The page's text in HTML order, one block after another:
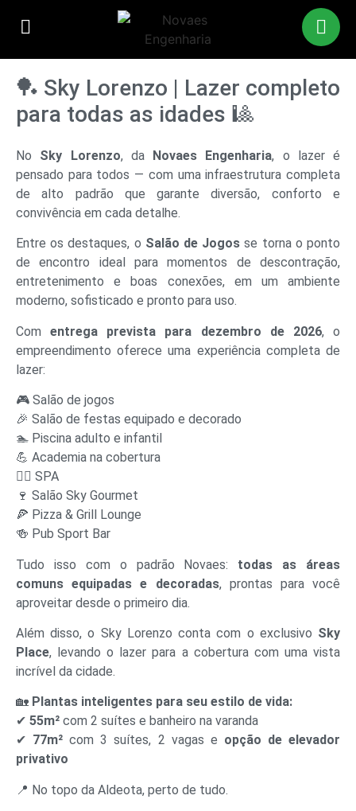
🏓 Sky Lorenzo | Lazer completo
para todas as idades 🎱
No Sky Lorenzo, da Novaes Engenharia, o lazer é
pensado para todos — com uma infraestrutura completa
de alto padrão que garante diversão, conforto e
convivência em cada detalhe.
Entre os destaques, o Salão de Jogos se torna o ponto
de encontro ideal para momentos de descontração,
entretenimento e boas conexões, em um ambiente
moderno, sofisticado e pronto para uso.
Comentrega prevista para dezembro de 2026, o
empreendimento oferece uma experiência completa de
lazer:
🎮 Salão de jogos
🎉 Salão de festas equipado e decorado
🏊 Piscina adulto e infantil
💪 Academia na cobertura
🧖‍♂️ SPA
🍷 Salão Sky Gourmet
🍕 Pizza & Grill Lounge
🍻 Pub Sport Bar
Tudo isso com o padrão Novaes: todas as áreas
comuns equipadas e decoradas, prontas para você
aproveitar desde o primeiro dia.
Além disso, o Sky Lorenzo conta com o exclusivo Sky
Place, levando o lazer para a cobertura com uma vista
incrível da cidade.
🏡 Plantas inteligentes para seu estilo de vida:
✔ 55m² com 2 suítes e banheiro na varanda
✔ 77m² com 3 suítes, 2 vagas e opção de elevador
privativo
📍 No topo da Aldeota, perto de tudo.